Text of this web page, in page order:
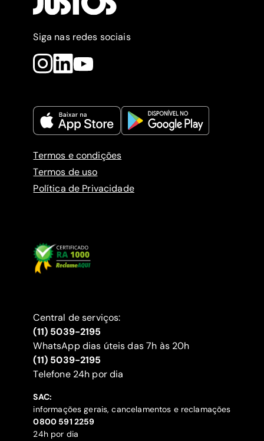
Siga nas redes sociais
Termos e condições
Termos de uso
Política de Privacidade
Central de serviços:
(11) 5039-2195
WhatsApp dias úteis das 7h às 20h
(11) 5039-2195
‍Telefone 24h por dia
SAC:
informações gerais, cancelamentos e reclamações
‍0800 591 2259
24h por dia